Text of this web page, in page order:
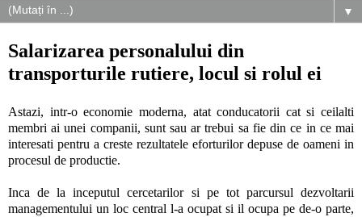
▼
Salarizarea personalului din
transporturile rutiere, locul si rolul ei
Astazi, intr-o economie moderna, atat conducatorii cat si ceilalti
membri ai unei companii, sunt sau ar trebui sa fie din ce in ce mai
interesati pentru a creste rezultatele eforturilor depuse de oameni in
procesul de productie.
Inca de la inceputul cercetarilor si pe tot parcursul dezvoltarii
managementului un loc central l-a ocupat si il ocupa pe de-o parte,